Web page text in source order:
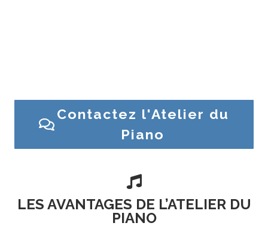
Contactez l'Atelier du
Piano

LES AVANTAGES DE L’ATELIER DU
PIANO